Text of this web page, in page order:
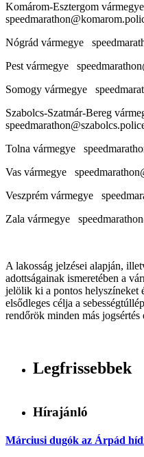
Komárom-Esztergom vármegye
Nógrád vármegye
Pest vármegye
Somogy vármegye
Szabolcs-Szatmár-Bereg
Tolna vármegye
Vas vármegye
Veszprém vármegye
Zala vármegye
A lakosság jelzései alapján,
adottságainak ismeretében a
jelölik ki a pontos helyszíneket
elsődleges célja a
rendőrök minden más jogsértés
Legfrissebbek
Hírajánló
Márciusi dugók az Árpád